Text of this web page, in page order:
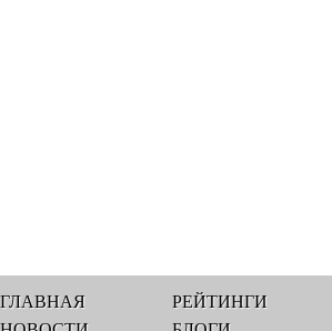
ГЛАВНАЯ
РЕЙТИНГИ